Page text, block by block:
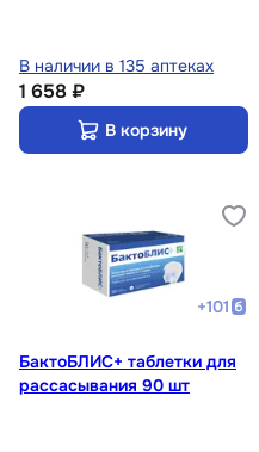
В наличии в 135 аптеках
1 658 ₽
В корзину
+101
БактоБЛИС+ таблетки для
рассасывания 90 шт